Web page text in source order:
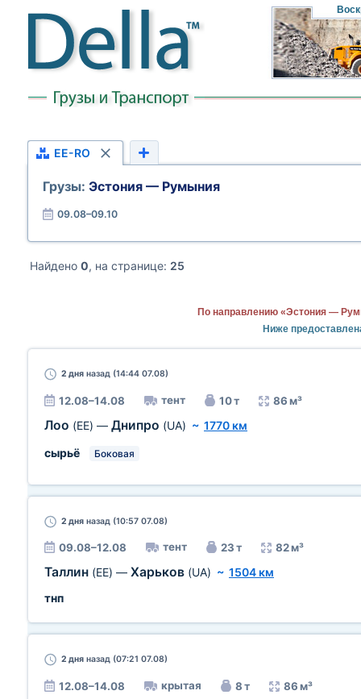
EE-RO
Грузы: Эстония — Румыния
09.08–09.10
Найдено 0, на странице: 25
По направлению «Эстония —
Ниже
2 дня назад (14:44 07.08)
12.08–14.08 тент 10 т 86 м³
Лоо (EE) — Днипро (UA) ~ 1770 км
сырьё
Боковая
2 дня назад (10:57 07.08)
09.08–12.08 тент 23 т 82 м³
Таллин (EE) — Харьков (UA) ~ 1504 км
тнп
2 дня назад (07:21 07.08)
12.08–14.08 крытая 8 т 86 м³